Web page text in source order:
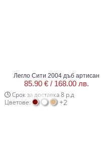
Легло Сити 2004 дъб артисан
85.90 € / 168.00 лв.
Срок за доставка 8 р.д
Цветове:
+2